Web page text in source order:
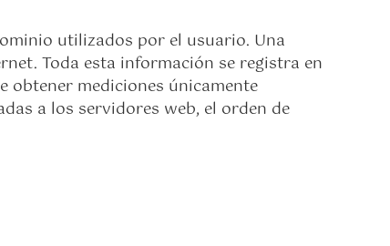
utilizados por el usuario. Una
Toda esta información se registra en
obtener mediciones únicamente
a los servidores web, el orden de